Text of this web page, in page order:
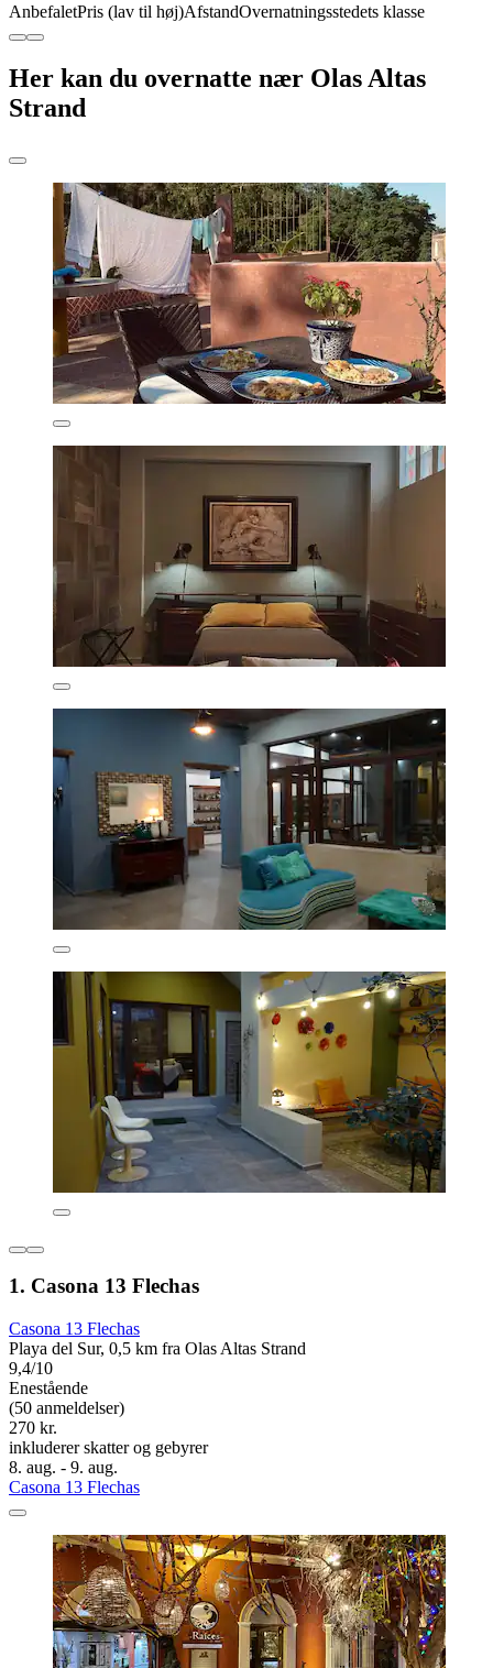
AnbefaletPris (lav til høj)AfstandOvernatningsstedets klasse
Her kan du overnatte nær Olas Altas
Strand
1. Casona 13 Flechas
Casona 13 Flechas
Playa del Sur, 0,5 km fra Olas Altas Strand
9,4/10
Enestående
(50 anmeldelser)
270 kr.
inkluderer skatter og gebyrer
8. aug. - 9. aug.
Casona 13 Flechas